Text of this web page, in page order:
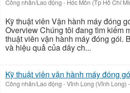
Công nhân/Lao động - Hóc Môn (Tp Hồ Chí
Kỹ thuật viên Vận hành máy đóng
Overview Chúng tôi đang tìm kiếm
thuật viên vận hành máy đóng gói.
và hiệu quả của dây ch...
Kỹ thuật viên vận hành máy đóng
Công nhân/Lao động -Vĩnh Long (Vĩnh Long) -